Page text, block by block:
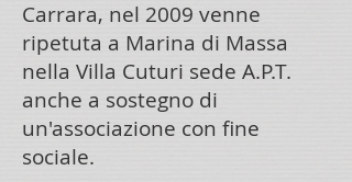
Carrara, nel 2009 venne
ripetuta a Marina di Massa
nella Villa Cuturi sede A.P.T.
anche a sostegno di
un'associazione con fine
sociale.